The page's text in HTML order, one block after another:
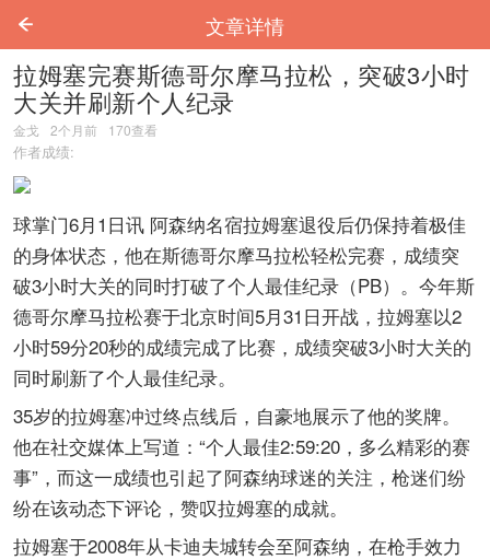
文章详情
拉姆塞完赛斯德哥尔摩马拉松，突破3小时
大关并刷新个人纪录
金戈 2个月前 170查看
作者成绩:
球掌门6月1日讯 阿森纳名宿拉姆塞退役后仍保持着极佳
的身体状态，他在斯德哥尔摩马拉松轻松完赛，成绩突
破3小时大关的同时打破了个人最佳纪录（PB）。今年斯
德哥尔摩马拉松赛于北京时间5月31日开战，拉姆塞以2
小时59分20秒的成绩完成了比赛，成绩突破3小时大关的
同时刷新了个人最佳纪录。
35岁的拉姆塞冲过终点线后，自豪地展示了他的奖牌。
他在社交媒体上写道：“个人最佳2:59:20，多么精彩的赛
事”，而这一成绩也引起了阿森纳球迷的关注，枪迷们纷
纷在该动态下评论，赞叹拉姆塞的成就。
拉姆塞于2008年从卡迪夫城转会至阿森纳，在枪手效力